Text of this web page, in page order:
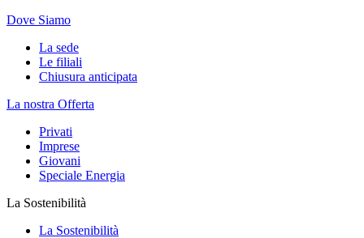
Dove Siamo
La sede
Le filiali
Chiusura anticipata
La nostra Offerta
Privati
Imprese
Giovani
Speciale Energia
La Sostenibilità
La Sostenibilità